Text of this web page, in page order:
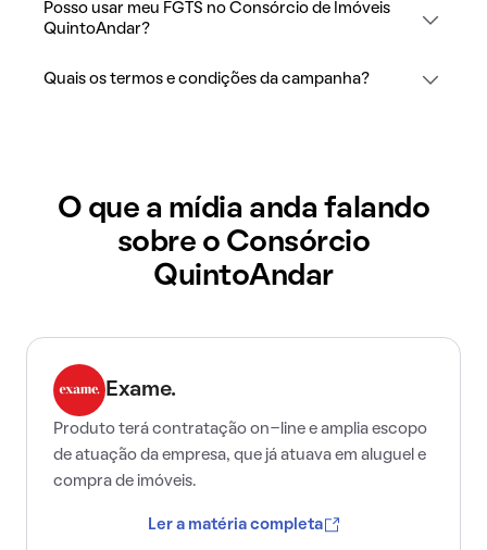
Posso usar meu FGTS no Consórcio de Imóveis
QuintoAndar?
Quais os termos e condições da campanha?
O que a mídia anda falando
sobre o Consórcio
QuintoAndar
Exame.
Produto terá contratação on-line e amplia escopo
de atuação da empresa, que já atuava em aluguel e
compra de imóveis.
Ler a matéria completa